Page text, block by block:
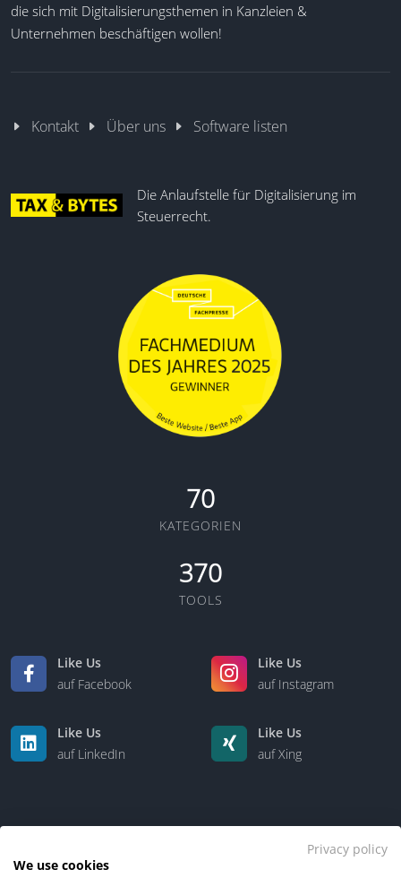
die sich mit Digitalisierungsthemen in Kanzleien &
Unternehmen beschäftigen wollen!
Kontakt Über uns Software listen
Die Anlaufstelle für Digitalisierung im
Steuerrecht.
70
KATEGORIEN
370
TOOLS
Like Us
auf Facebook
Like Us
auf Instagram
Like Us
auf LinkedIn
Like Us
auf Xing
Privacy policy
We use cookies